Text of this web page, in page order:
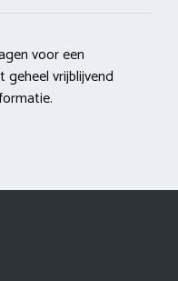
voor een
vrijblijvend